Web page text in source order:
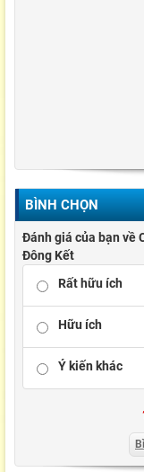
BÌNH CHỌN
Đánh giá của bạn về
Đông Kết
Rất hữu ích
Hữu ích
Ý kiến khác